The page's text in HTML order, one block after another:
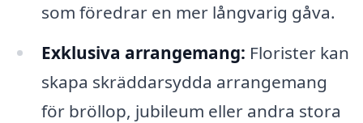
som föredrar en mer långvarig gåva.
Exklusiva arrangemang: Florister kan
skapa skräddarsydda arrangemang
för bröllop, jubileum eller andra stora